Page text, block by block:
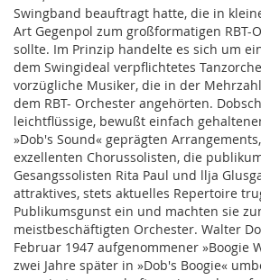
Swingband beauftragt hatte, die in
Art Gegenpol zum großformatigen RBT-
sollte. Im Prinzip handelte es sich um
dem Swingideal verpflichtetes
vorzügliche Musiker, die in der
dem RBT- Orchester angehörten.
leichtflüssige, bewußt einfach
»Dob's Sound« geprägten
exzellenten Chorussolisten, die
Gesangssolisten Rita Paul und llja
attraktives, stets aktuelles Repertoire
Publikumsgunst ein und machten sie
meistbeschäftigten Orchester. Walter
Februar 1947 aufgenommener »Boogie
zwei Jahre später in »Dob's Boogie«